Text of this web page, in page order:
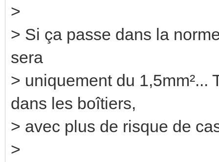
>
> Si ça passe dans la
sera
> uniquement du 1,5mm²...
dans les boîtiers,
> avec plus de risque de
>